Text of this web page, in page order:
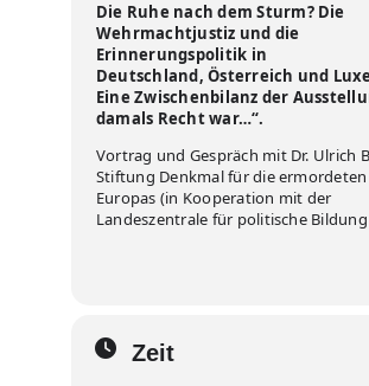
Die Ruhe nach dem Sturm? Die
Wehrmachtjustiz und die
Erinnerungspolitik in
Deutschland,Österreich und
Eine Zwischenbilanz der
damals Recht war…“.
Vortrag und Gespräch mit Dr. Ulrich
Stiftung Denkmal für die ermordeten
Europas (in Kooperation mit der
Landeszentrale für politische
Zeit